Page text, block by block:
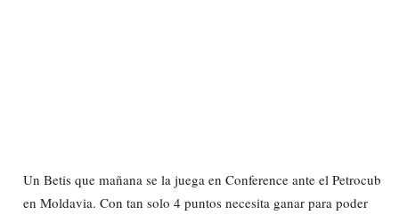
Un Betis que mañana se la juega en Conference ante el Petrocub
en Moldavia. Con tan solo 4 puntos necesita ganar para poder